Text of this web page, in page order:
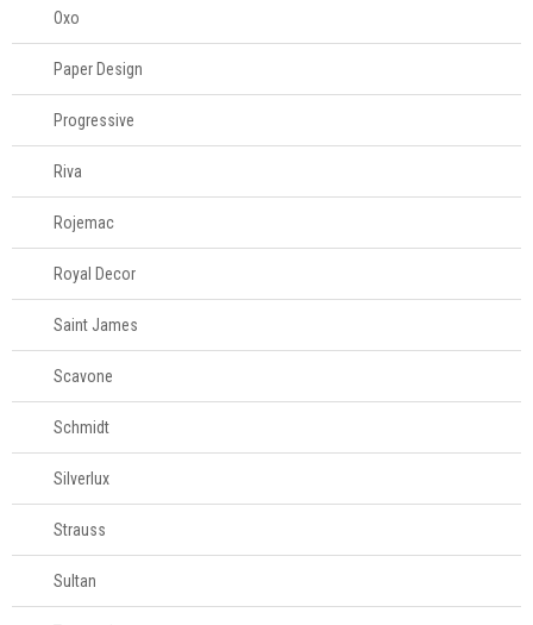
Oxo
Paper Design
Progressive
Riva
Rojemac
Royal Decor
Saint James
Scavone
Schmidt
Silverlux
Strauss
Sultan